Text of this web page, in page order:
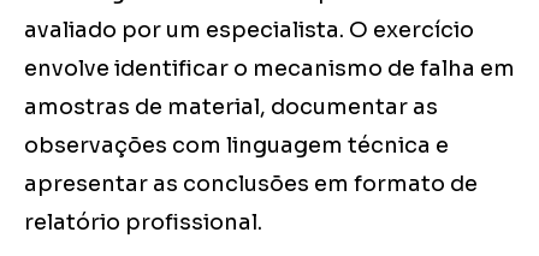
avaliado por um especialista. O exercício
envolve identificar o mecanismo de falha em
amostras de material, documentar as
observações com linguagem técnica e
apresentar as conclusões em formato de
relatório profissional.